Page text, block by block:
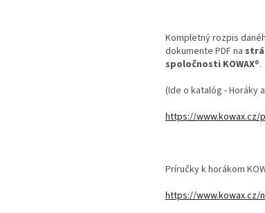
Kompletný rozpis
dokumente PDF na
spoločnosti KOWAX®.
(Ide o katalóg - Horáky
https://www.kowax.cz/
Príručky k horákom
https://www.kowax.cz/